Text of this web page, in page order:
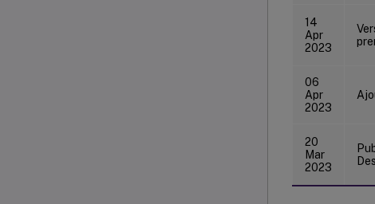
14
Apr
2023
06
Apr
2023
20
Mar
2023